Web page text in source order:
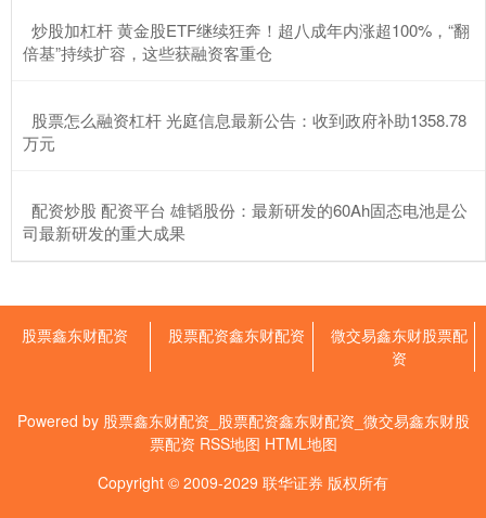
配资世界门户 数字工具助旅客畅游香港，香港旅发局发起短视频创
在日前由腾讯微信联手香港旅游发展局（以下简称香港旅发局）举
办的“港·万象”城市名片计划暨微信视频号创造营·湾区专场活动上
杠杆怎么开通 【ETF动向】8月22日华夏上证科创板50成份ETF基
金涨9.52%，份额减少38.74亿份
(588000)涨9.52%，成交额119.86亿元。当日份额
​炒股加杠杆 黄金股ETF继续狂奔！超八成年内涨超100%，“翻
倍基”持续扩容，这些获融资客重仓
​股票怎么融资杠杆 光庭信息最新公告：收到政府补助1358.78
万元
​配资炒股 配资平台 雄韬股份：最新研发的60Ah固态电池是公
司最新研发的重大成果
股票鑫东财配资 股票配资鑫东财配资
微交易鑫东财股票配
资
Powered by 股票鑫东财配资_股票配资鑫东财配资_微交易鑫东财股
票配资 RSS地图 HTML地图
Copyright © 2009-2029 联华证券 版权所有